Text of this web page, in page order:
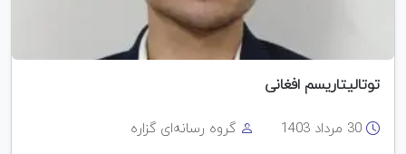
توتالیتاریسم افغانی
30 مرداد 1403 گروه رسانه‌ای گزاره